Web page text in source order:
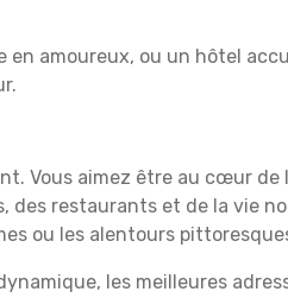
en amoureux, ou un hôtel
Vous aimez être au cœur de
restaurants et de la vie
ou les alentours
les meilleures